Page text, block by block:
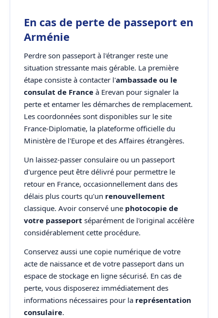
En cas de perte de passeport en
Arménie
Perdre son passeport à l'étranger reste une
situation stressante mais gérable. La première
étape consiste à contacter l'ambassade ou le
consulat de France à Erevan pour signaler la
perte et entamer les démarches de remplacement.
Les coordonnées sont disponibles sur le site
France-Diplomatie, la plateforme officielle du
Ministère de l'Europe et des Affaires étrangères.
Un laissez-passer consulaire ou un passeport
d'urgence peut être délivré pour permettre le
retour en France, occasionnellement dans des
délais plus courts qu'un renouvellement
classique. Avoir conservé une photocopie de
votre passeport séparément de l'original accélère
considérablement cette procédure.
Conservez aussi une copie numérique de votre
acte de naissance et de votre passeport dans un
espace de stockage en ligne sécurisé. En cas de
perte, vous disposerez immédiatement des
informations nécessaires pour la représentation
consulaire.